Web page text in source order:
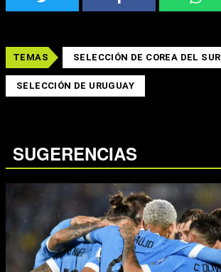
TEMAS SELECCIÓN DE COREA DEL SUR
SELECCIÓN DE URUGUAY
SUGERENCIAS